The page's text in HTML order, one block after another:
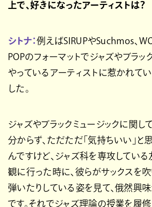
上で、好きになったアーティストは？
シトナ：例えばSIRUPやSuchmos、
POPのフォーマットでジャズやブラッ
やっているアーティストに惹かれてい
した。
ジャズやブラックミュージックに関し
分からず、ただただ「気持ちいい」と
んですけど、ジャズ科を専攻している
観に行った時に、彼らがサックスを吹
弾いたりしている姿を見て、俄然興
です。それでジャズ理論の授業を履修